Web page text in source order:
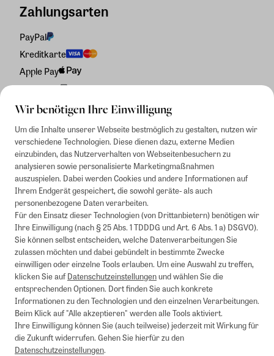
Wir benötigen Ihre Einwilligung
Um die Inhalte unserer Webseite bestmöglich zu gestalten, nutzen wir
verschiedene Technologien. Diese dienen dazu, externe Medien
einzubinden, das Nutzerverhalten von Webseitenbesuchern zu
analysieren sowie personalisierte Marketingmaßnahmen
auszuspielen. Dabei werden Cookies und andere Informationen auf
Ihrem Endgerät gespeichert, die sowohl geräte- als auch
personenbezogene Daten verarbeiten.
Für den Einsatz dieser Technologien (von Drittanbietern) benötigen wir
Ihre Einwilligung (nach § 25 Abs. 1 TDDDG und Art. 6 Abs. 1 a) DSGVO).
Sie können selbst entscheiden, welche Datenverarbeitungen Sie
zulassen möchten und dabei gebündelt in bestimmte Zwecke
einwilligen oder einzelne Tools erlauben. Um eine Auswahl zu treffen,
klicken Sie aufDatenschutzeinstellungenund wählen Sie die
entsprechenden Optionen. Dort finden Sie auch konkrete
Informationen zu den Technologien und den einzelnen Verarbeitungen.
Beim Klick auf "Alle akzeptieren" werden alle Tools aktiviert.
Ihre Einwilligung können Sie (auch teilweise) jederzeit mit Wirkung für
die Zukunft widerrufen. Gehen Sie hierfür zu den
Datenschutzeinstellungen.
Zahlungsarten
PayPal
Kreditkarte
Apple Pay
Rechnung